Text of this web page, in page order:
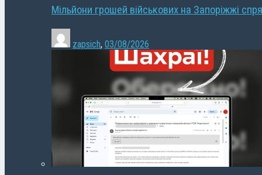
Мільйони грошей військових на Запоріжжі
zapsich, 03/08/2026